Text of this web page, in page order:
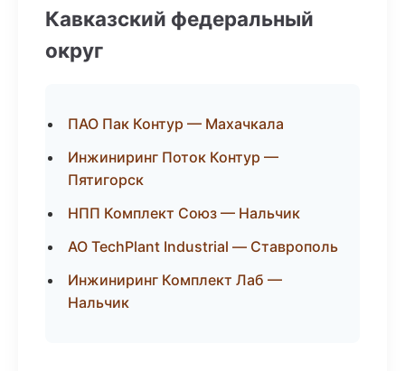
Кавказский федеральный
округ
ПАО Пак Контур — Махачкала
Инжиниринг Поток Контур —
Пятигорск
НПП Комплект Союз — Нальчик
АО TechPlant Industrial — Ставрополь
Инжиниринг Комплект Лаб —
Нальчик